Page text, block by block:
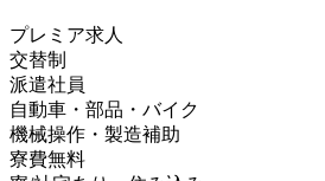
プレミア求人
交替制
派遣社員
自動車・部品・バイク
機械操作・製造補助
寮費無料